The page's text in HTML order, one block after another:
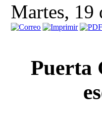
Martes, 19
Puerta